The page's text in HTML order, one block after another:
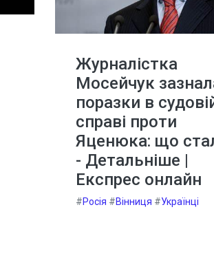
Журналістка
Мосейчук
поразки в
справі проти
Яценюка: що
- Детальніше |
Експрес онлайн
#Росія #Вінниця #Українці